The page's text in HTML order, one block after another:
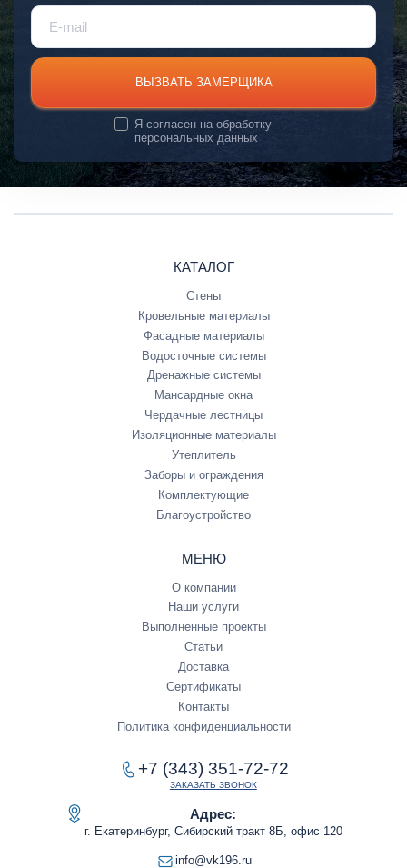
ВЫЗВАТЬ ЗАМЕРЩИКА
Я согласен наобработку
персональных данных
КАТАЛОГ
Стены
Кровельные материалы
Фасадные материалы
Водосточные системы
Дренажные системы
Мансардные окна
Чердачные лестницы
Изоляционные материалы
Утеплитель
Заборы и ограждения
Комплектующие
Благоустройство
МЕНЮ
О компании
Наши услуги
Выполненные проекты
Статьи
Доставка
Сертификаты
Контакты
Политика конфиденциальности
+7 (343) 351-72-72
ЗАКАЗАТЬ ЗВОНОК
Адрес:
г. Екатеринбург, Сибирский тракт 8Б, офис 120
info@vk196.ru